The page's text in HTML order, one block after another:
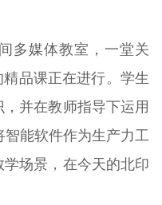
媒体教室，一堂关
品课正在进行。学生
并在教师指导下运用
能软件作为生产力工
场景，在今天的北印